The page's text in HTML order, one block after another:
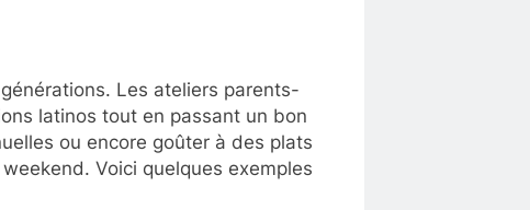
Les ateliers parents-
latinos tout en passant un bon
ou encore goûter à des plats
Voici quelques exemples